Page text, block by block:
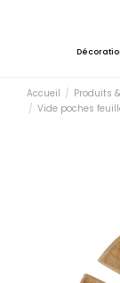
Accueil Produits
Vide poches